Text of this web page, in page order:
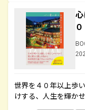
０
世界を４０年以上歩
けする、人生を輝か